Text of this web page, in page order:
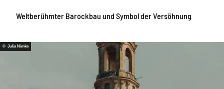
Weltberühmter Barockbau und Symbol der Versöhnung
© Julia Nimke